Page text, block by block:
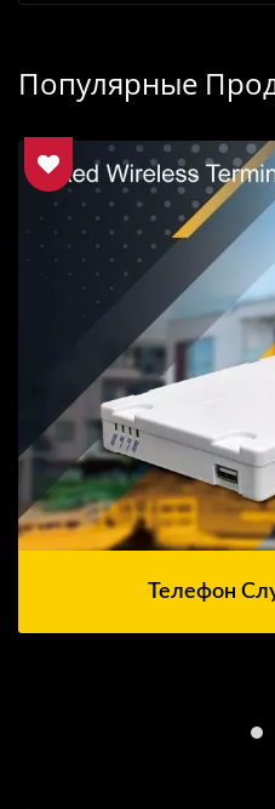
Популярные
Телефон